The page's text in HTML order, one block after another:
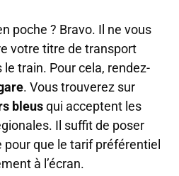
poche ? Bravo. Il ne vous
votre titre de transport
train. Pour cela, rendez-
. Vous trouverez sur
bleusqui acceptent les
Il suffit de poser
que le tarif préférentiel
à l’écran.